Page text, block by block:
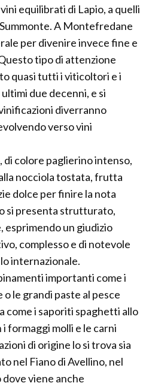
equilibrati di Lapio, a quelli
A Montefredane
per divenire invece fine e
tipo di attenzione
quasi tutti i viticoltori e i
due decenni, e si
diverranno
verso vini
di colore paglierino intenso,
nocciola tostata, frutta
dolce per finire la nota
si presenta strutturato,
esprimendo un giudizio
complesso e di notevole
internazionale.
importanti come i
le grandi paste al pesce
come i saporiti spaghetti allo
formaggi molli e le carni
di origine lo si trova sia
nel Fiano di Avellino, nel
dove viene anche